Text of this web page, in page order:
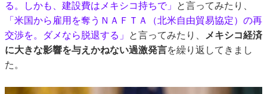
る。しかも、建設費はメキシコ持ちで」
と言ってみたり、
「米国から雇用を奪うＮＡＦＴＡ（北米自由貿易協定）の再
交渉を。ダメなら脱退する」
と言ってみたり、 メキシコ経済
に大きな影響を与えかねない過激発言を繰り返してきまし
た。